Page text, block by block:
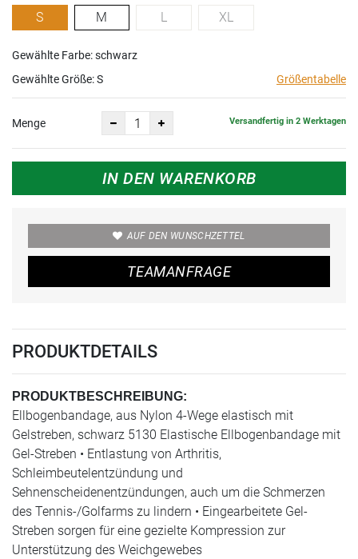
S M L XL
Gewählte Farbe: schwarz
Gewählte Größe:S Größentabelle
Menge Versandfertig in 2 Werktagen
IN DEN WARENKORB
AUF DEN WUNSCHZETTEL
TEAMANFRAGE
PRODUKTDETAILS
PRODUKTBESCHREIBUNG:
Ellbogenbandage, aus Nylon 4-Wege elastisch mit
Gelstreben, schwarz 5130 Elastische Ellbogenbandage mit
Gel-Streben • Entlastung von Arthritis,
Schleimbeutelentzündung und
Sehnenscheidenentzündungen, auch um die Schmerzen
des Tennis-/Golfarms zu lindern • Eingearbeitete Gel-
Streben sorgen für eine gezielte Kompression zur
Unterstützung des Weichgewebes